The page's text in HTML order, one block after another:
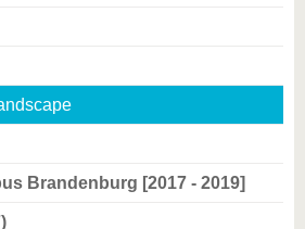
Brandenburg [2017 - 2019]